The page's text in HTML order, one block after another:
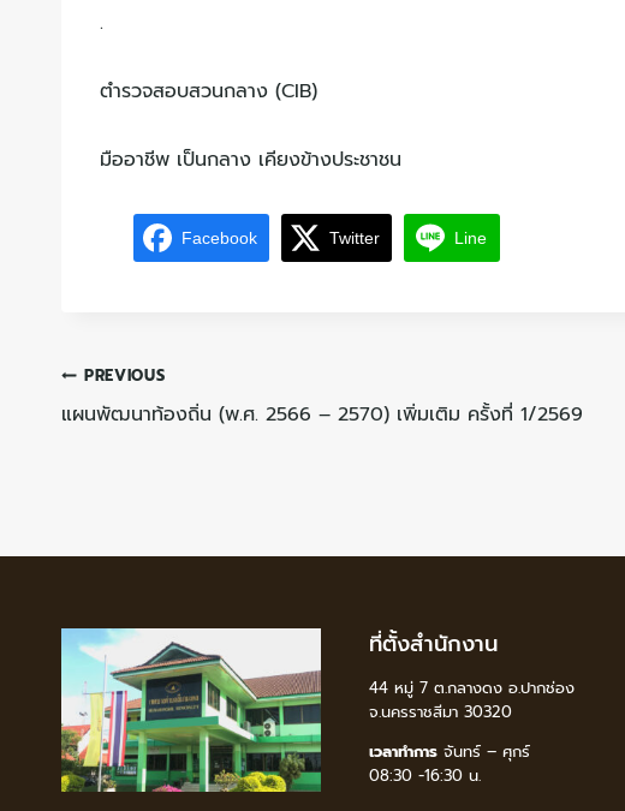
.
ตำรวจสอบสวนกลาง (CIB)
มืออาชีพ เป็นกลาง เคียงข้างประชาชน
Facebook Twitter Line
PREVIOUS
แผนพัฒนาท้องถิ่น (พ.ศ. 2566 – 2570) เพิ่มเติม ครั้งที่ 1/2569
ที่ตั้งสำนักงาน
44 หมู่ 7 ต.กลางดง อ.ปากช่อง
จ.นครราชสีมา 30320
เวลาทำการ จันทร์ – ศุกร์
08:30 -16:30 น.